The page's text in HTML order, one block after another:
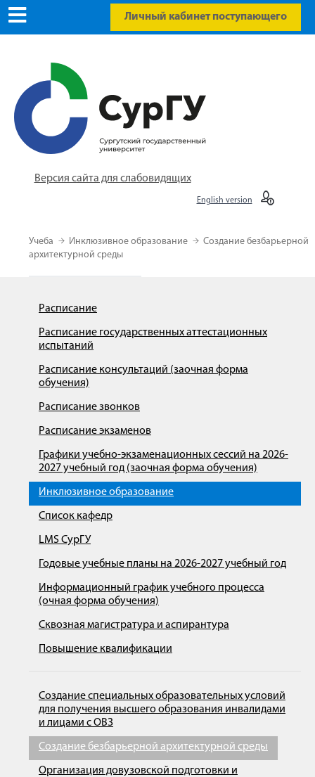
Личный кабинет поступающего
Версия сайта для слабовидящих
English version
Учеба Инклюзивное образование
Создание безбарьерной
архитектурной среды
Расписание
Расписание государственных аттестационных
испытаний
Расписание консультаций (заочная форма
обучения)
Расписание звонков
Расписание экзаменов
Графики учебно-экзаменационных сессий на 2026-
2027 учебный год (заочная форма обучения)
Инклюзивное образование
Список кафедр
LMS СурГУ
Годовые учебные планы на 2026-2027 учебный год
Информационный график учебного процесса
(очная форма обучения)
Сквозная магистратура и аспирантура
Повышение квалификации
Создание специальных образовательных условий
для получения высшего образования инвалидами
и лицами с ОВЗ
Создание безбарьерной архитектурной среды
Организация довузовской подготовки и